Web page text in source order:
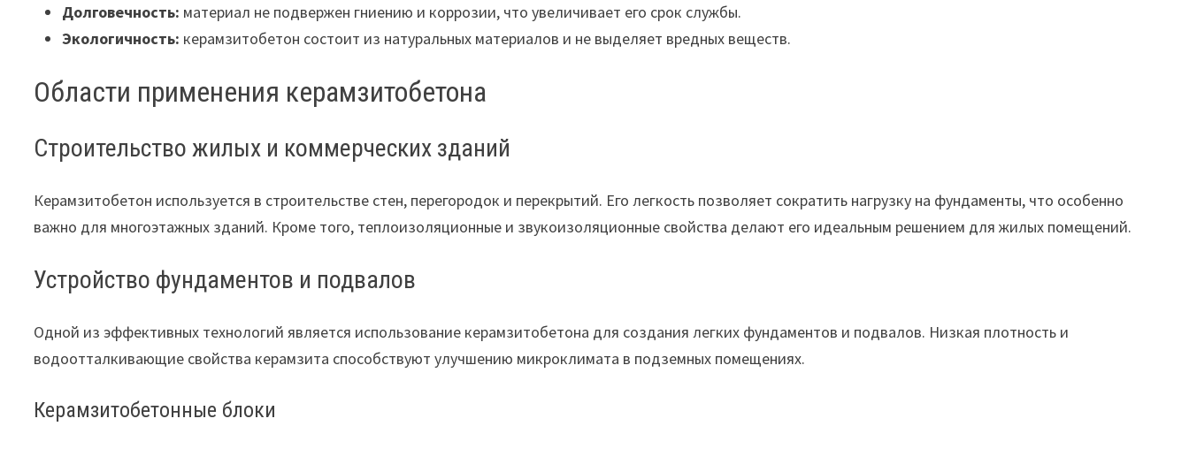
Долговечность: материал не подвержен гниению и коррозии, что увеличивает его срок службы.
Экологичность: керамзитобетон состоит из натуральных материалов и не выделяет вредных веществ.
Области применения керамзитобетона
Строительство жилых и коммерческих зданий
Керамзитобетон используется в строительстве стен, перегородок и перекрытий. Его легкость позволяет сократить нагрузку на фундаменты, что особенно
важно для многоэтажных зданий. Кроме того, теплоизоляционные и звукоизоляционные свойства делают его идеальным решением для жилых помещений.
Устройство фундаментов и подвалов
Одной из эффективных технологий является использование керамзитобетона для создания легких фундаментов и подвалов. Низкая плотность и
водоотталкивающие свойства керамзита способствуют улучшению микроклимата в подземных помещениях.
Керамзитобетонные блоки